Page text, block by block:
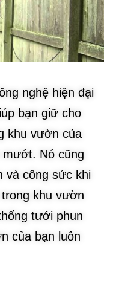
nghệ hiện đại
bạn giữ cho
khu vườn của
Nó cũng
và công sức khi
khu vườn
tưới phun
của bạn luôn